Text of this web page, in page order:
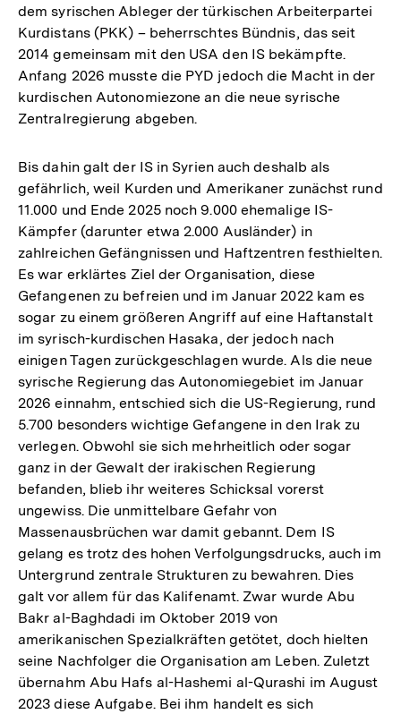
dem syrischen Ableger der türkischen Arbeiterpartei
Kurdistans (PKK) – beherrschtes Bündnis, das seit
2014 gemeinsam mit den USA den IS bekämpfte.
Anfang 2026 musste die PYD jedoch die Macht in der
kurdischen Autonomiezone an die neue syrische
Zentralregierung abgeben.
Bis dahin galt der IS in Syrien auch deshalb als
gefährlich, weil Kurden und Amerikaner zunächst rund
11.000 und Ende 2025 noch 9.000 ehemalige IS-
Kämpfer (darunter etwa 2.000 Ausländer) in
zahlreichen Gefängnissen und Haftzentren festhielten.
Es war erklärtes Ziel der Organisation, diese
Gefangenen zu befreien und im Januar 2022 kam es
sogar zu einem größeren Angriff auf eine Haftanstalt
im syrisch-kurdischen Hasaka, der jedoch nach
einigen Tagen zurückgeschlagen wurde. Als die neue
syrische Regierung das Autonomiegebiet im Januar
2026 einnahm, entschied sich die US-Regierung, rund
5.700 besonders wichtige Gefangene in den Irak zu
verlegen. Obwohl sie sich mehrheitlich oder sogar
ganz in der Gewalt der irakischen Regierung
befanden, blieb ihr weiteres Schicksal vorerst
ungewiss. Die unmittelbare Gefahr von
Massenausbrüchen war damit gebannt. Dem IS
gelang es trotz des hohen Verfolgungsdrucks, auch im
Untergrund zentrale Strukturen zu bewahren. Dies
galt vor allem für das Kalifenamt. Zwar wurde Abu
Bakr al-Baghdadi im Oktober 2019 von
amerikanischen Spezialkräften getötet, doch hielten
seine Nachfolger die Organisation am Leben. Zuletzt
übernahm Abu Hafs al-Hashemi al-Qurashi im August
2023 diese Aufgabe. Bei ihm handelt es sich